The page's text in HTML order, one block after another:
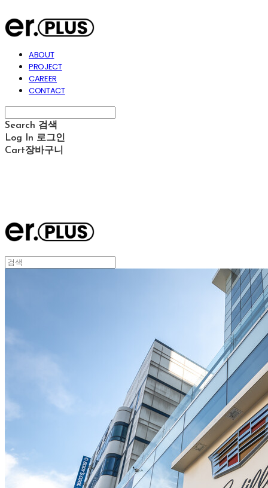
ABOUT
PROJECT
CAREER
CONTACT
Search 검색
Log In 로그인
Cart장바구니